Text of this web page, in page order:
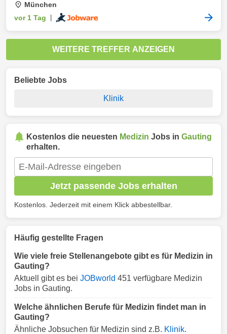
München
vor 1 Tag
WEITERE TREFFER ANZEIGEN
Beliebte Jobs
Klinik
Kostenlos die neuesten Medizin Jobs in Gauting
erhalten.
Jetzt passende Jobs erhalten
Kostenlos. Jederzeit mit einem Klick abbestellbar.
Häufig gestellte Fragen
Wie viele freie Stellenangebote gibt es für Medizin in
Gauting?
Aktuell gibt es bei JOBworld 451 verfügbare Medizin
Jobs in Gauting.
Welche ähnlichen Berufe für Medizin findet man in
Gauting?
Ähnliche Jobsuchen für Medizin sind z.B. Klinik.